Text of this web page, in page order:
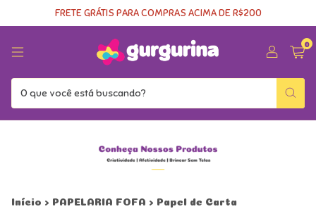
FRETE GRÁTIS PARA COMPRAS ACIMA DE R$200
0
Início > PAPELARIA FOFA > Papel de Carta